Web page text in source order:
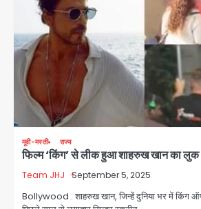
मूवी-मस्ती राज्य
फिल्म ‘किंग’ से लीक हुआ शाहरुख खान का लुक
Team JHJ September 5, 2025
Bollywood : शाहरुख खान, जिन्हें दुनिया भर में किंग